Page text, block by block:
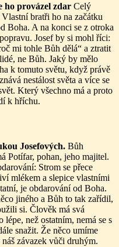
ho provázel zdar Celý
bratři ho na začátku
Boha. A na konci se z otroka
Josef by si mohl říci:
mi tohle Bůh dělá“ a ztratit
ne Bůh. Jaký by mělo
k tomuto světu, když právě
nestálost světa a více se
Který všechno má a proto
k hříchu.
Josefových. Bůh
Potífar, pohan, jeho majitel.
Strom se přece
mlékem a slepice vlastními
je obdarování od Boha.
jiného a Bůh to tak zařídil,
si. Člověk má svá
než ostatním, nemá se s
snažit. Že něco umíme
závazek vůči druhým.